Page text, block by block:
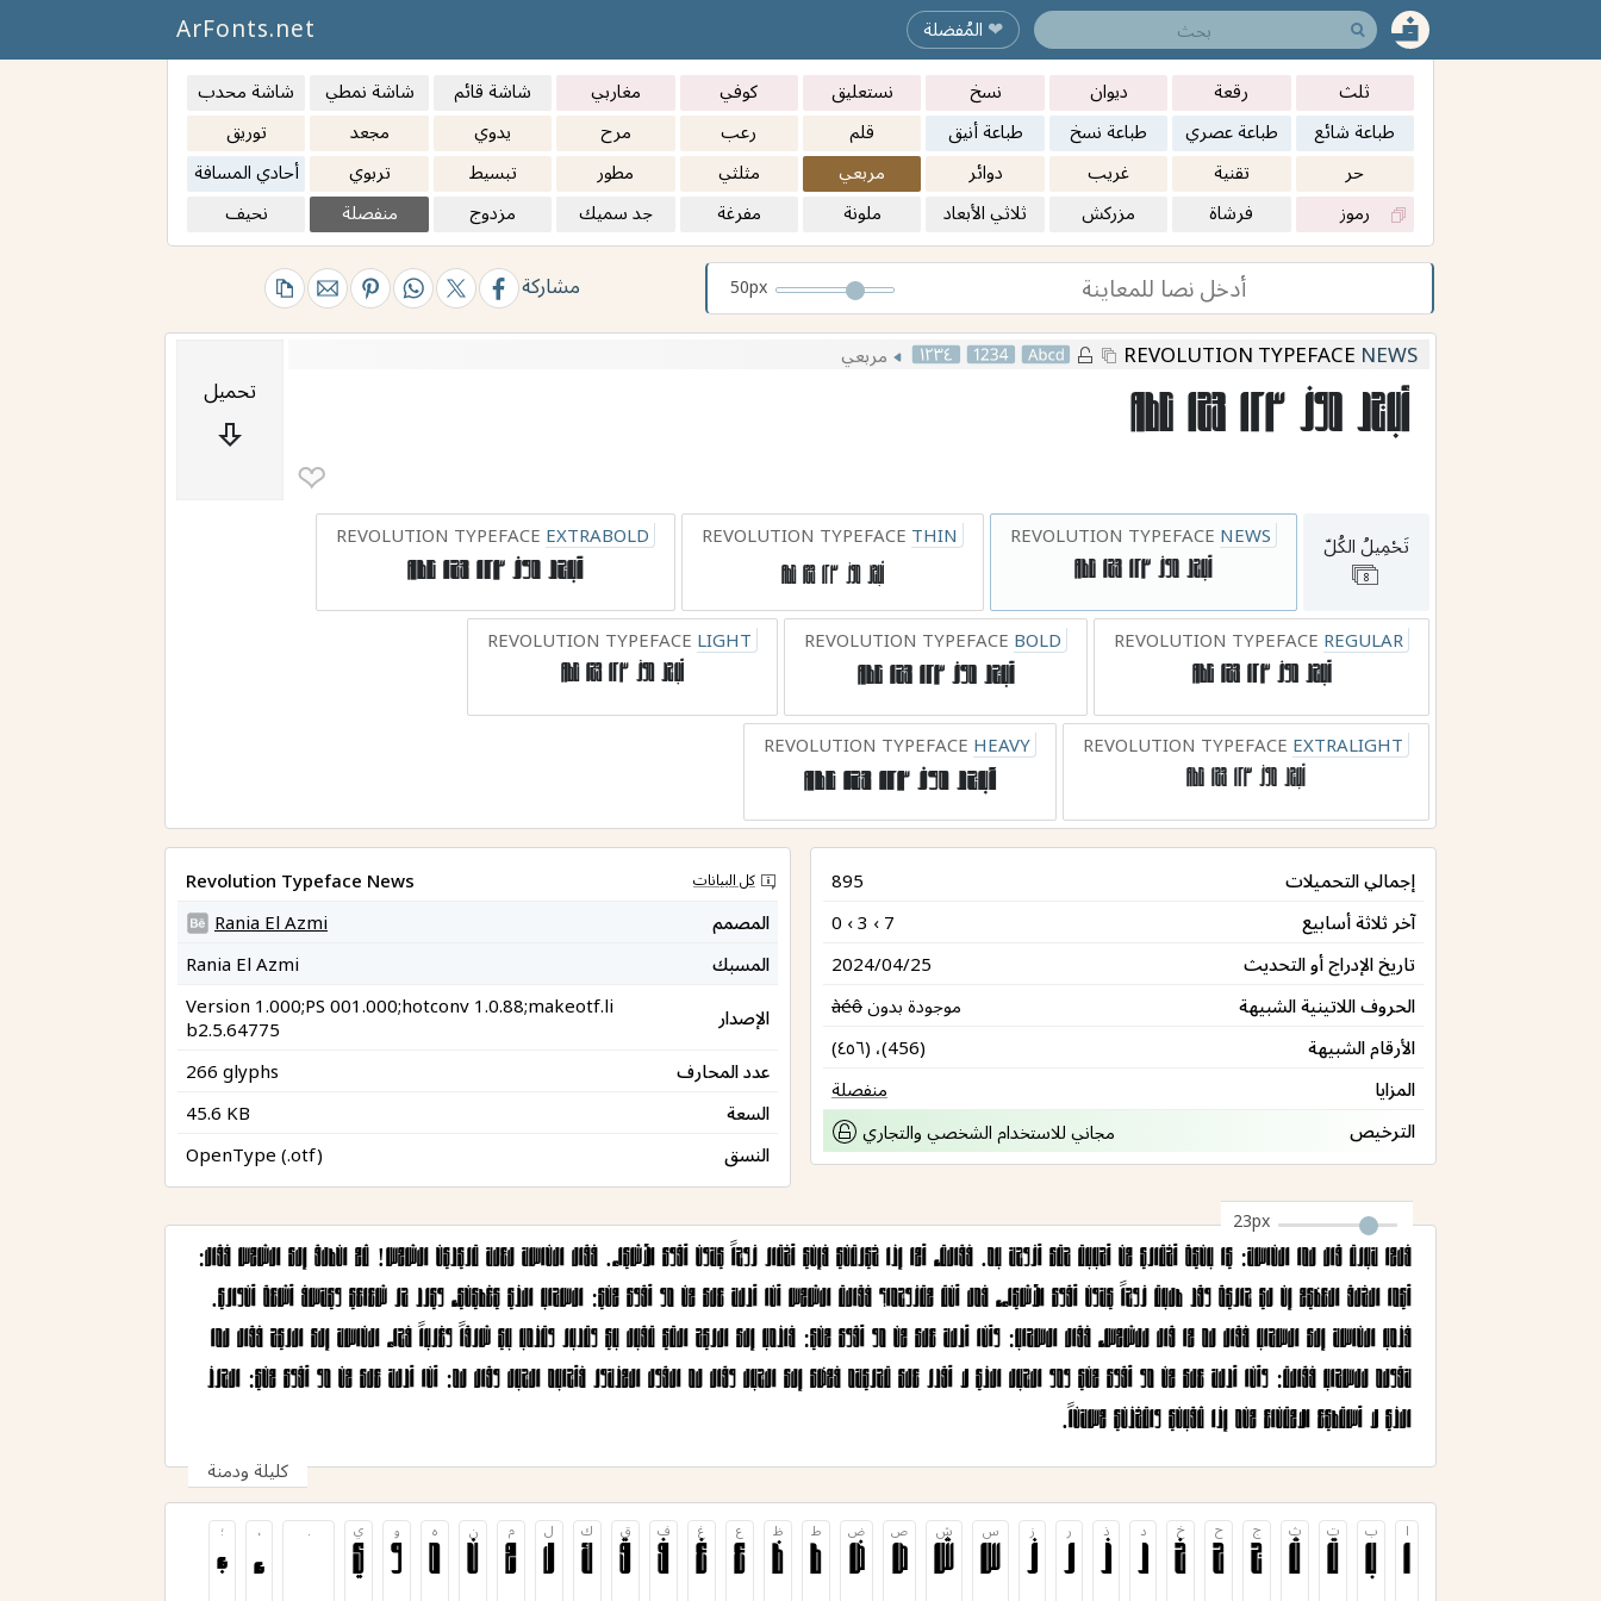
❤︎ المُفضلة ArFonts.net
ثلث رقعة ديوان نسخ نستعليق كوفي مغاربي شاشة قائم شاشة نمطي
شاشة محدب
طباعة شائع
طباعة عصري طباعة نسخ طباعة أنيق قلم رعب مرح يدوي مجعد
توريق
حر
تقنية غريب دوائر مربعي مثلثي مطور تبسيط تربوي
أحادي المسافة
رموز
فرشاة مزركش ثلاثي الأبعاد ملونة مفرغة جد سميك مزدوج منفصلة نحيف
مشاركة 50px
REVOLUTION TYPEFACE NEWS مربعي
أبجد هوز ١٢٣ 123 Abc
❤︎
تحميل
تَحْمِيلُ الكُلّ
8
REVOLUTION TYPEFACE NEWS
أبجد هوز ١٢٣ 123 Abc
REVOLUTION TYPEFACE THIN
أبجد هوز ١٢٣ 123 Abc
REVOLUTION TYPEFACE EXTRABOLD
أبجد هوز ١٢٣ 123 Abc
REVOLUTION TYPEFACE REGULAR
أبجد هوز ١٢٣ 123 Abc
REVOLUTION TYPEFACE BOLD
أبجد هوز ١٢٣ 123 Abc
REVOLUTION TYPEFACE LIGHT
أبجد هوز ١٢٣ 123 Abc
REVOLUTION TYPEFACE EXTRALIGHT
REVOLUTION TYPEFACE HEAVY
أبجد هوز ١٢٣ 123 Abc
إجمالي التحميلات
895
آخر ثلاثة أسابيع
0 ‹ 3 ‹ 7
تاريخ الإدراج أو التحديث
2024/04/25
الحروف اللاتينية الشبيهة
موجودة بدون àéô
الأرقام الشبيهة
(٤٥٦) ،(456)
المزايا
منفصلة
الترخيص
مجاني للاستخدام الشخصي والتجاري
كل البيانات
Revolution Typeface News
المصمم
Rania El Azmi
المسبك
Rania El Azmi
الإصدار
Version 1.000;PS 001.000;hotconv 1.0.88;makeotf.li
b2.5.64775
عدد المحارف
266 glyphs
السعة
45.6 KB
النسق
OpenType (.otf)
23px
الذي لا أستطيع الامتناع منه إذا ثقبني واتخذني مسكناً.
كليلة ودمنة
ا
ا
ب
ب
ت
ت
ث
ث
ج
ج
ح
ح
خ
خ
د
د
ذ
ذ
ر
ر
ز
ز
س
س
ش
ش
ص
ص
ض
ض
ط
ط
ظ
ظ
ع
ع
غ
غ
ف
ف
ق
ق
ك
ك
ل
ل
م
م
ن
ن
ه
ه
و
و
ي
ي
. ،
،
؛
؛